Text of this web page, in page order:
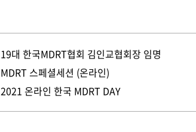
19대 한국MDRT협회 김인교협회장 임명
MDRT 스페셜세션 (온라인)
2021 온라인 한국 MDRT DAY